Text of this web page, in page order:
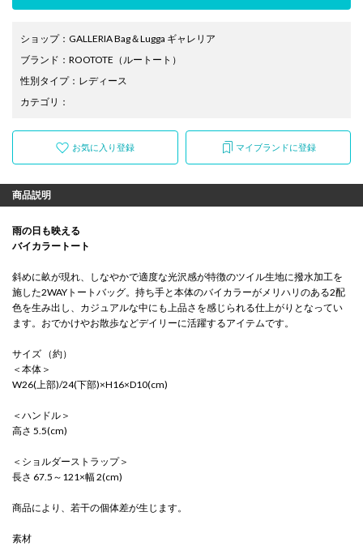
ショップ： GALLERIA Bag＆Lugga ギャレリア
ブランド ： ROOTOTE （ルートート）
性別タイプ： レディース
カテゴリ ：
お気に入り登録 マイブランドに登録
商品説明
雨の日も映える
バイカラートート
斜めに畝が現れ、しなやかで適度な光沢感が特徴のツイル生地に撥水加工を
施した2WAYトートバッグ。持ち手と本体のバイカラーがメリハリのある2配
色を生み出し、カジュアルな中にも上品さを感じられる仕上がりとなってい
ます。おでかけやお散歩などデイリーに活躍するアイテムです。
サイズ （約）
＜本体＞
W26(上部)/24(下部)×H16×D10(cm)
＜ハンドル＞
高さ 5.5(cm)
＜ショルダーストラップ＞
長さ 67.5～121×幅 2(cm)
商品により、若干の個体差が生じます。
素材